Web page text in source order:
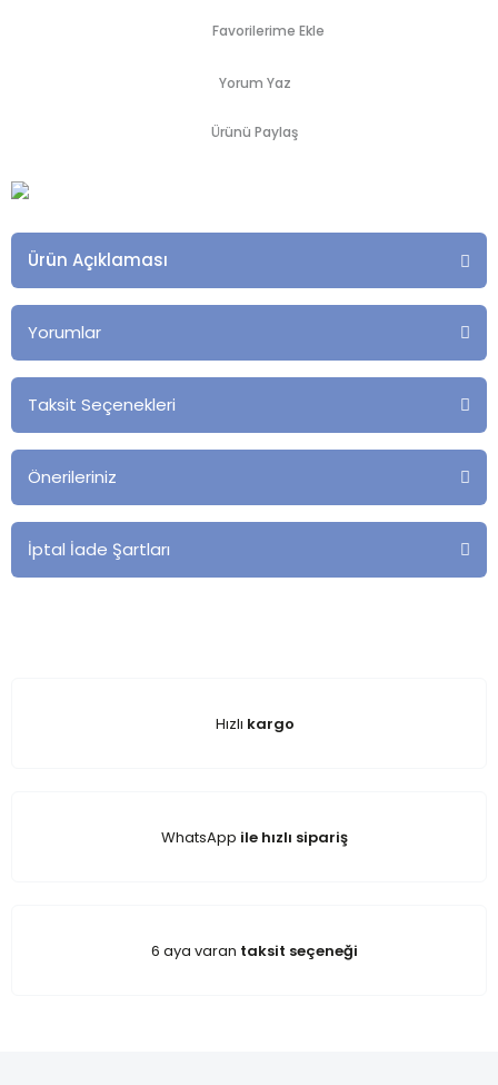
Yorum Yaz
Ürünü Paylaş
Ürün Açıklaması
Yorumlar
Taksit Seçenekleri
Önerileriniz
İptal İade Şartları
Hızlı kargo
WhatsApp ile hızlı sipariş
6 aya varan taksit seçeneği